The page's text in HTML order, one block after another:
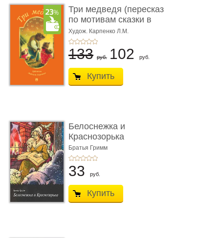
Три медведя (пересказ
по мотивам сказки в
обра� ...
Худож. Карпенко Л.М.
133 руб. 102 руб.
Купить
Белоснежка и
Краснозорька
Братья Гримм
33 руб.
Купить